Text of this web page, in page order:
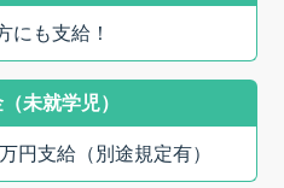
にも支給！
未就学児）
円支給（別途規定有）